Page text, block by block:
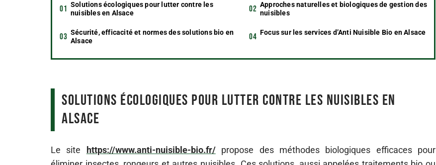
Solutions écologiques pour lutter contre les
nuisibles en Alsace
Approches naturelles et biologiques de gestion des
nuisibles
Sécurité, efficacité et normes des solutions bio en
Alsace
Focus sur les services d’Anti Nuisible Bio en Alsace
Solutions écologiques pour lutter contre les nuisibles en
Alsace
Le site https://www.anti-nuisible-bio.fr/propose des méthodes biologiques efficaces pour